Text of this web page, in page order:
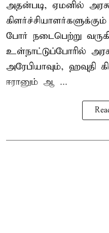
அதன்படி, ஏமனில்
போர் நடைபெற்று
உள்நாட்டுப்போரில்
அரேபியாவும், ஹவுதி
ஈரானும் ஆ ...